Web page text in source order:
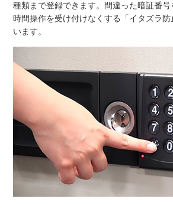
種類まで登録できます。間違った暗証番
時間操作を受け付けなくする「イタズラ
います。